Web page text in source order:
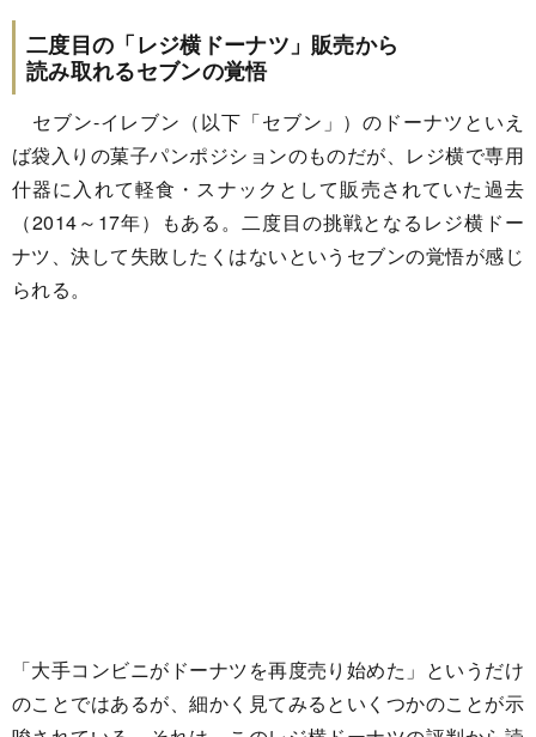
二度目の「レジ横ドーナツ」販売から
読み取れるセブンの覚悟
セブン-イレブン（以下「セブン」）のドーナツといえ
ば袋入りの菓子パンポジションのものだが、レジ横で専用
什器に入れて軽食・スナックとして販売されていた過去
（2014～17年）もある。二度目の挑戦となるレジ横ドー
ナツ、決して失敗したくはないというセブンの覚悟が感じ
られる。
「大手コンビニがドーナツを再度売り始めた」というだけ
のことではあるが、細かく見てみるといくつかのことが示